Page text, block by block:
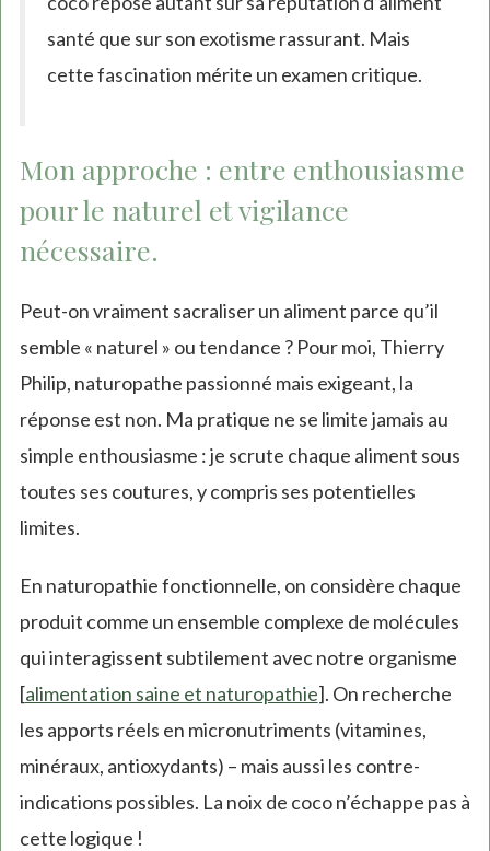
santé que sur son exotisme rassurant. Mais
cette fascination mérite un examen critique.
Mon approche : entre enthousiasme
pour le naturel et vigilance
nécessaire.
Peut-on vraiment sacraliser un aliment parce qu’il
semble « naturel » ou tendance ? Pour moi, Thierry
Philip, naturopathe passionné mais exigeant, la
réponse est non. Ma pratique ne se limite jamais au
simple enthousiasme : je scrute chaque aliment sous
toutes ses coutures, y compris ses potentielles
limites.
En naturopathie fonctionnelle, on considère chaque
produit comme un ensemble complexe de molécules
qui interagissent subtilement avec notre organisme
[alimentation saine et naturopathie]. On recherche
les apports réels en micronutriments (vitamines,
minéraux, antioxydants) – mais aussi les contre-
indications possibles. La noix de coco n’échappe pas à
cette logique !